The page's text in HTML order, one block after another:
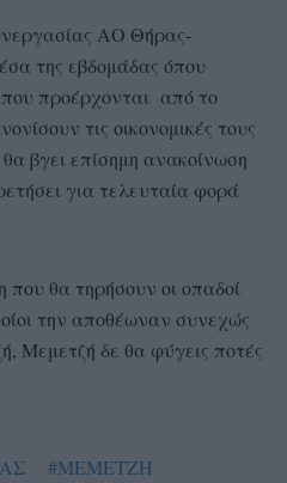
ΑΟ Θήρας-
της εβδομάδας όπου
προέρχονται από το
τις οικονομικές τους
βγει επίσημη ανακοίνωση
για τελευταία φορά
που θα τηρήσουν οι οπαδοί
την αποθέωναν συνεχώς
Μεμετζή δε θα φύγεις ποτές
#ΜΕΜΕΤΖΗ